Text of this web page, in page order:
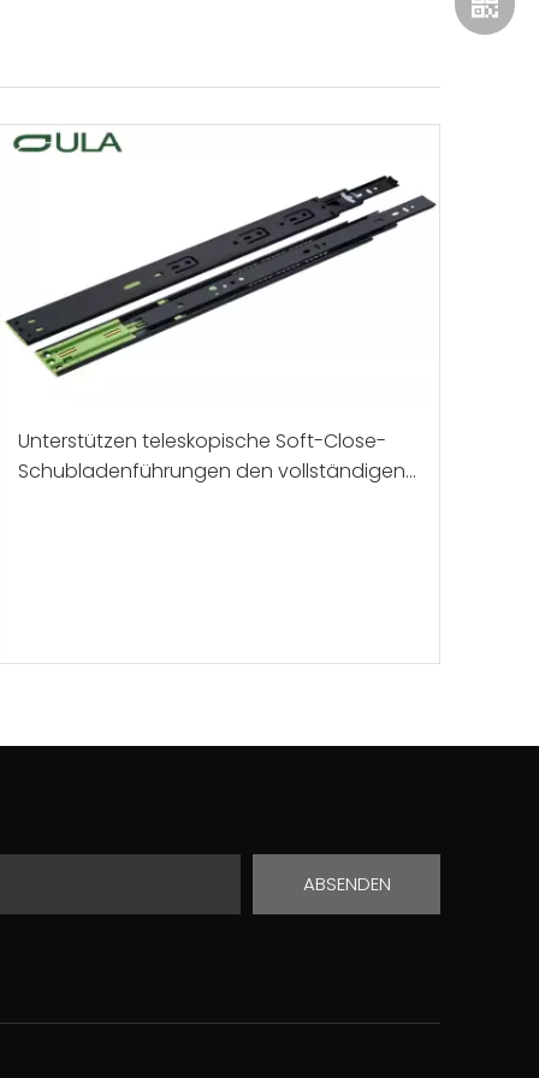
Unterstützen teleskopische Soft-Close-
Schubladenführungen den vollständigen
+86
ABSENDEN